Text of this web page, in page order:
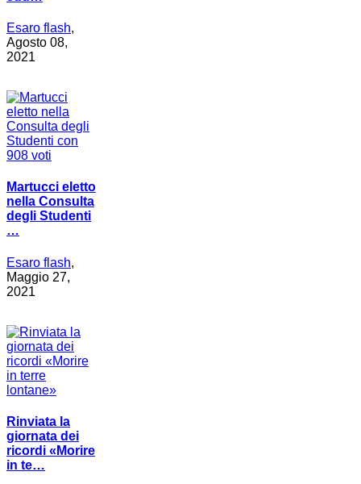
Esaro flash,
Agosto 08,
2021
Martucci eletto
nella Consulta
degli Studenti
…
Esaro flash,
Maggio 27,
2021
Rinviata la
giornata dei
ricordi «Morire
in te…